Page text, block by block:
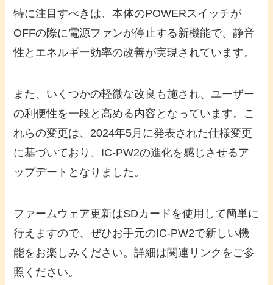
特に注目すべきは、本体のPOWERスイッチが
OFFの際に電源ファンが停止する新機能で、静音
性とエネルギー効率の改善が実現されています。
また、いくつかの軽微な改良も施され、ユーザー
の利便性を一段と高める内容となっています。こ
れらの変更は、2024年5月に発表された仕様変更
に基づいており、IC-PW2の進化を感じさせるア
ップデートとなりました。
ファームウェア更新はSDカードを使用して簡単に
行えますので、ぜひお手元のIC-PW2で新しい機
能をお楽しみください。詳細は関連リンクをご参
照ください。